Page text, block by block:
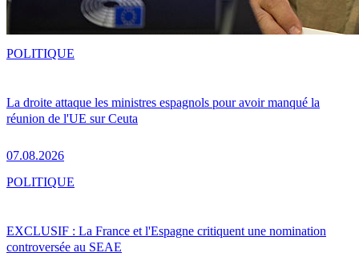
La droite attaque les ministres espagnols pour avoir manqué la
réunion de l'UE sur Ceuta
07.08.2026
POLITIQUE
EXCLUSIF : La France et l'Espagne critiquent une nomination
controversée au SEAE
POLITIQUE